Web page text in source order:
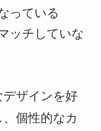
っている
ッチしていな
ザインを好
個性的なカ